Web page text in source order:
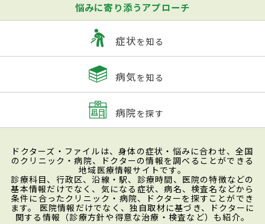
悩みに寄り添うアプローチ
症状を知る
病気を知る
病院を探す
ドクターズ・ファイルは、身体の症状・悩みに合わせ、全国
のクリニック・病院、ドクターの情報を調べることができる
地域医療情報サイトです。
診療科目、行政区、沿線・駅、診療時間、医院の特徴などの
基本情報だけでなく、気になる症状、病名、検査名などから
条件に合ったクリニック・病院、ドクターを探すことができ
ます。 医院情報だけでなく、独自取材に基づき、ドクターに
関する情報（診療方針や得意な治療・検査など）も紹介。